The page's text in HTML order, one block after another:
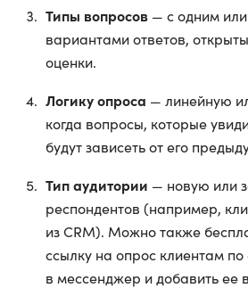
Типы вопросов — с одним
вариантами ответов,
оценки.
Логику опроса — линейную
когда вопросы, которые
будут зависеть от его
Тип аудитории — новую или
респондентов (например,
из CRM). Можно также
ссылку на опрос клиентам
в мессенджер и добавить ее